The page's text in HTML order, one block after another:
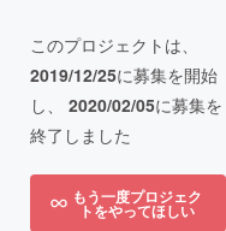
このプロジェクトは、
2019/12/25に募集を開始
し、 2020/02/05に募集を
終了しました
もう一度プロジェク
トをやってほしい